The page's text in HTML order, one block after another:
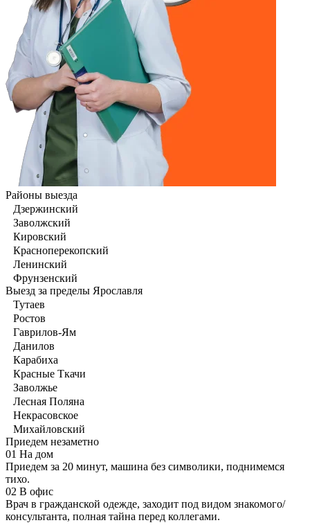
Районы выезда
Дзержинский
Заволжский
Кировский
Красноперекопский
Ленинский
Фрунзенский
Выезд за пределы Ярославля
Тутаев
Ростов
Гаврилов-Ям
Данилов
Карабиха
Красные Ткачи
Заволжье
Лесная Поляна
Некрасовское
Михайловский
Приедем незаметно
01 На дом
Приедем за 20 минут, машина без символики, поднимемся
тихо.
02 В офис
Врач в гражданской одежде, заходит под видом знакомого/
консультанта, полная тайна перед коллегами.